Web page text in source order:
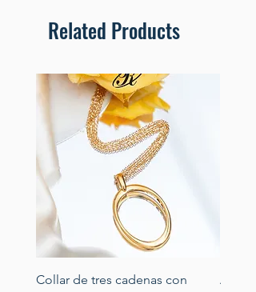
Related Products
Collar de tres cadenas con